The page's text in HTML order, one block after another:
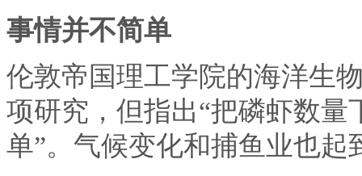
事情并不简单
伦敦帝国理工学院的海洋生
项研究，但指出“把磷虾数
单”。气候变化和捕鱼业也起